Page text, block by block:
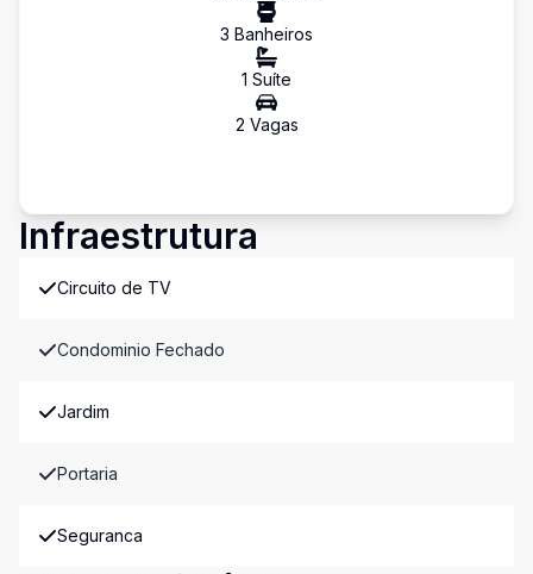
3 Banheiros
1 Suíte
2 Vagas
Infraestrutura
Circuito de TV
Condominio Fechado
Jardim
Portaria
Seguranca